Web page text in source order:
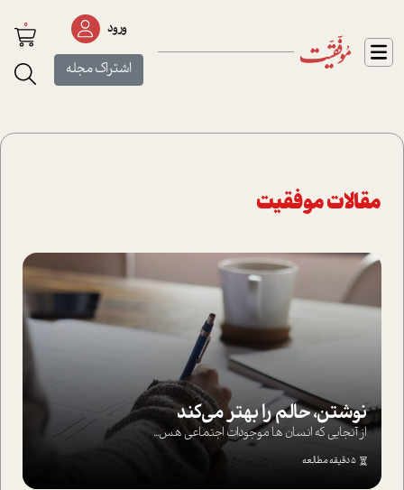
ورود
اشتراک مجله
0
مقالات موفقیت
نوشتن، حالم را بهتر می‌کند
از آنجایی که انسان ها موجودات اجتماعی هس...
5 دقیقه مطالعه